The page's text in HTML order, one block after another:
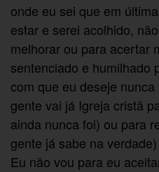
onde eu sei que em
estar e serei acolhido,
melhorar ou para acertar
sentenciado e humilhado
com que eu deseje
gente vai já Igreja cristã
ainda nunca foi) ou para
gente já sabe na
Eu não vou para eu